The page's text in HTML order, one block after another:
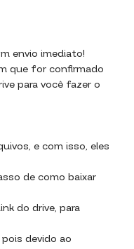
envio imediato!
que for confirmado
para você fazer o
e com isso, eles
de como baixar
do drive, para
devido ao